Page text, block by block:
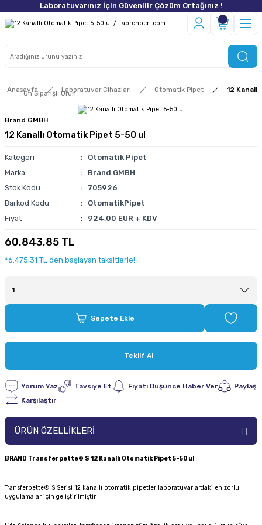
Laboratuvarınız İçin Güvenilir Çözüm Ortağınız !
Anasayfa Laboratuvar Cihazları Otomatik Pipet 12
Ön Siparişli Ürün
Brand GMBH
12 Kanallı Otomatik Pipet 5-50 ul
Kategori
Otomatik Pipet
Marka
Brand GMBH
Stok Kodu
705926
Barkod Kodu
OtomatikPipet
Fiyat
924,00 EUR + KDV
60.843,85 TL
*6.475,31 TL den başlayan taksitlerle!
Sepete Ekle
Teklif Al
Yorum Yaz Tavsiye Et Fiyatı Düşünce Haber Ver
Paylaş
Karşılaştır
ÜRÜN ÖZELLİKLERİ
BRAND Transferpette® S 12 Kanallı Otomatik Pipet 5-50 ul
Transferpette® S Serisi 12 kanallı otomatik pipetler laboratuvarlardaki en zorlu
uygulamalar için geliştirilmiştir.